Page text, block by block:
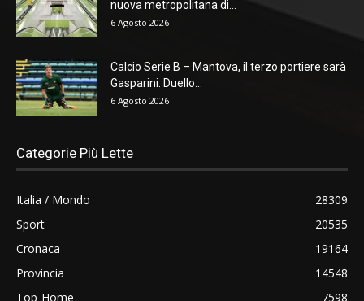
nuova metropolitana di...
6 Agosto 2026
Calcio Serie B – Mantova, il terzo portiere sarà
Gasparini. Duello...
6 Agosto 2026
Categorie Più Lette
Italia / Mondo
28309
Sport
20535
Cronaca
19164
Provincia
14548
Top-Home
7598